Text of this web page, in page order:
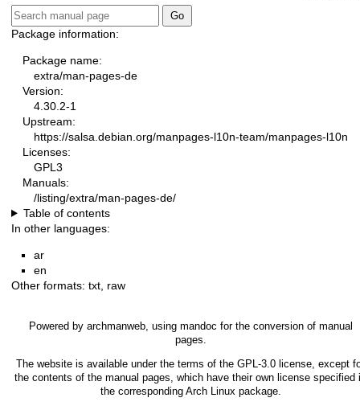
Package information:
Package name:
extra/man-pages-de
Version:
4.30.2-1
Upstream:
https://salsa.debian.org/manpages-l10n-team/manpages-l10n
Licenses:
GPL3
Manuals:
/listing/extra/man-pages-de/
Table of contents
In other languages:
ar
en
Other formats: txt raw
Powered by archmanweb, using mandoc for the conversion of manual
pages.
The website is available under the terms of the GPL-3.0 license, except
the contents of the manual pages, which have their own license specified
the corresponding Arch Linux package.